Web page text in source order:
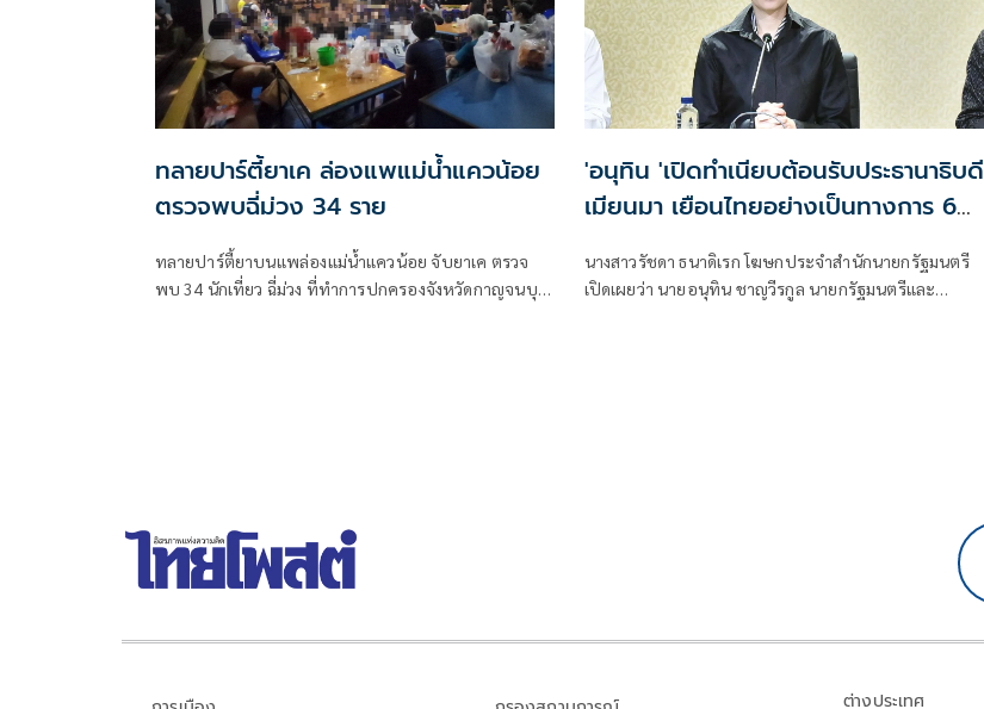
สำนักงาน ป.ป.ส.
ทลายปาร์ตี้ยาเค ล่องแพแม่น้ำแควน้อย
ตรวจพบฉี่ม่วง 34 ราย
ทลายปาร์ตี้ยาบนแพล่องแม่น้ำแควน้อย จับยาเค ตรวจ
พบ 34 นักเที่ยว ฉี่ม่วง ที่ทำการปกครองจังหวัดกาญจนบุรี
'อนุทิน 'เปิดทำเนียบต้อนรับประธานาธิบดี
เมียนมา เยือนไทยอย่างเป็นทางการ 6–
นางสาวรัชดา ธนาดิเรก โฆษกประจำสำนักนายกรัฐมนตรี
เปิดเผยว่า นายอนุทิน ชาญวีรกูล นายกรัฐมนตรีและ
ต่างประเทศ